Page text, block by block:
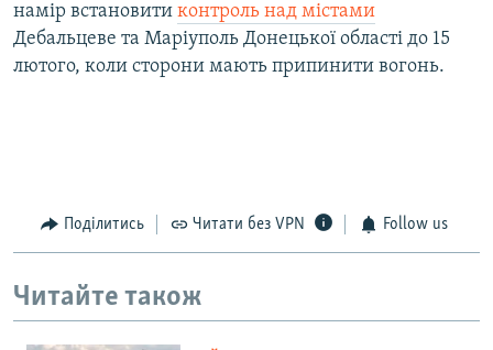
намір встановити контроль над містами
Дебальцеве та Маріуполь Донецької області до 15
лютого, коли сторони мають припинити вогонь.
Поділитись Читати без VPN Follow us
Читайте також